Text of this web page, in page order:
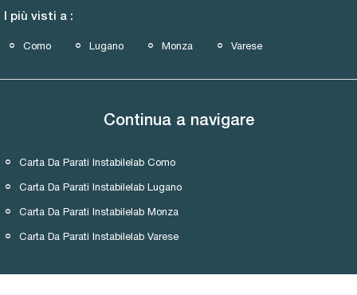
I più visti a :
Como Lugano Monza Varese
Continua a navigare
Carta Da Parati Instabilelab Como
Carta Da Parati Instabilelab Lugano
Carta Da Parati Instabilelab Monza
Carta Da Parati Instabilelab Varese